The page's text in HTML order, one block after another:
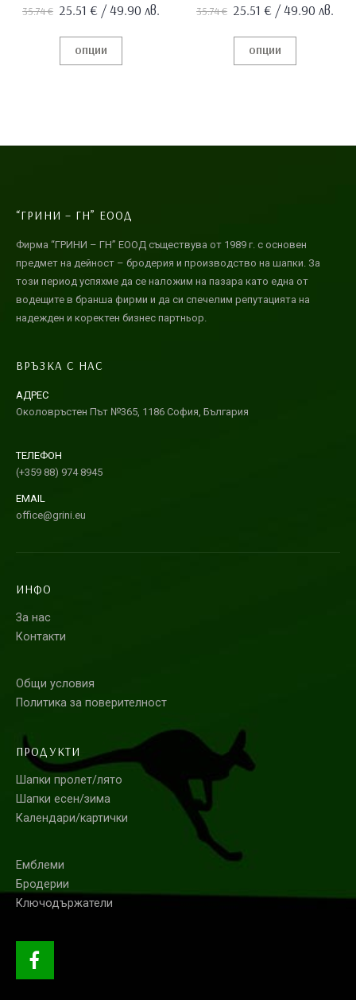
35.74€ Original
was:
35.74 €.
25.51 €Текущата
цена
е:
25.51 €.
/ 49.90 лв.
ОПЦИИ
35.74€ Original
was:
35.74 €.
25.51 €Текущата
цена
е:
25.51 €.
/ 49.90 лв.
ОПЦИИ
“ГРИНИ – ГН” ЕООД
Фирма “ГРИНИ – ГН” ЕООД съществува от 1989 г. с основен
предмет на дейност – бродерия и производство на шапки. За
този период успяхме да се наложим на пазара като една от
водещите в бранша фирми и да си спечелим репутацията на
надежден и коректен бизнес партньор.
ВРЪЗКА С НАС
АДРЕС
Околовръстен Път №365, 1186 София, България
ТЕЛЕФОН
(+359 88) 974 8945
EMAIL
office@grini.eu
ИНФО
За нас
Контакти
Общи условия
Политика за поверителност
ПРОДУКТИ
Шапки пролет/лято
Шапки есен/зима
Календари/картички
Емблеми
Бродерии
Ключодържатели